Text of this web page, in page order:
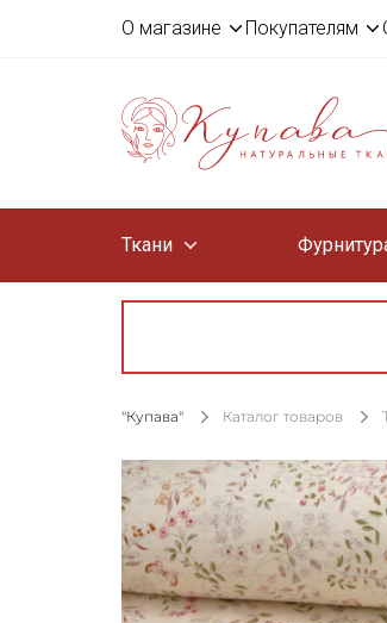
О магазине Покупателям
Ткани
"Купава" Каталог товаров